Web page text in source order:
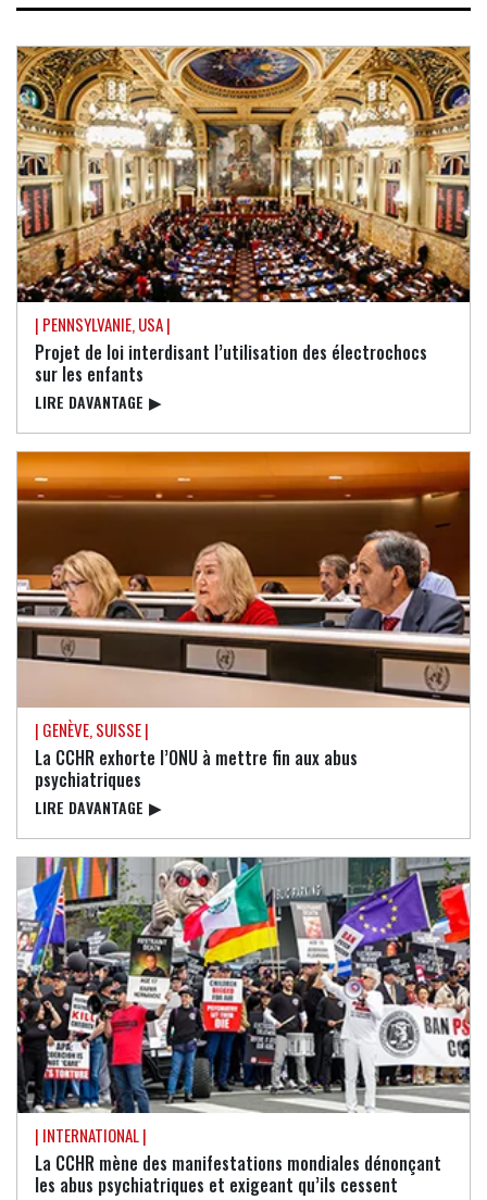
| PENNSYLVANIE, USA |
Projet de loi interdisant l’utilisation des électrochocs
sur les enfants
LIRE DAVANTAGE ▶
| GENÈVE, SUISSE |
La CCHR exhorte l’ONU à mettre fin aux abus
psychiatriques
LIRE DAVANTAGE ▶
| INTERNATIONAL |
La CCHR mène des manifestations mondiales dénonçant
les abus psychiatriques et exigeant qu’ils cessent